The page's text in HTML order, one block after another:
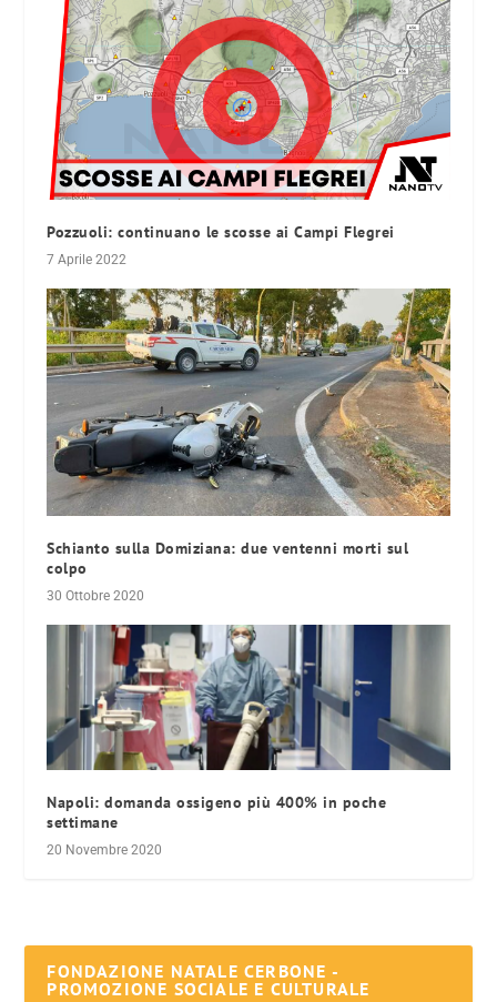
Pozzuoli: continuano le scosse ai Campi Flegrei
7 Aprile 2022
Schianto sulla Domiziana: due ventenni morti sul
colpo
30 Ottobre 2020
Napoli: domanda ossigeno più 400% in poche
settimane
20 Novembre 2020
FONDAZIONE NATALE CERBONE -
PROMOZIONE SOCIALE E CULTURALE